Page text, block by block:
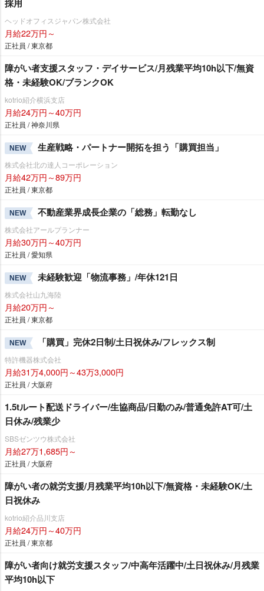
採用
ヘッドオフィスジャパン株式会社
月給22万円～
正社員 / 東京都
障がい者支援スタッフ・デイサービス/月残業平均10h以下/無資
格・未経験OK/ブランクOK
kotrio紹介横浜支店
月給24万円～40万円
正社員 / 神奈川県
NEW 生産戦略・パートナー開拓を担う「購買担当」
株式会社北の達人コーポレーション
月給42万円～89万円
正社員 / 東京都
NEW 不動産業界成長企業の「総務」転勤なし
株式会社アールプランナー
月給30万円～40万円
正社員 / 愛知県
NEW 未経験歓迎「物流事務」/年休121日
株式会社山九海陸
月給20万円～
正社員 / 東京都
NEW 「購買」完休2日制/土日祝休み/フレックス制
特許機器株式会社
月給31万4,000円～43万3,000円
正社員 / 大阪府
1.5tルート配送ドライバー/生協商品/日勤のみ/普通免許AT可/土
日休み/残業少
SBSゼンツウ株式会社
月給27万1,685円～
正社員 / 大阪府
障がい者の就労支援/月残業平均10h以下/無資格・未経験OK/土
日祝休み
kotrio紹介品川支店
月給24万円～40万円
正社員 / 東京都
障がい者向け就労支援スタッフ/中高年活躍中/土日祝休み/月残業
平均10h以下